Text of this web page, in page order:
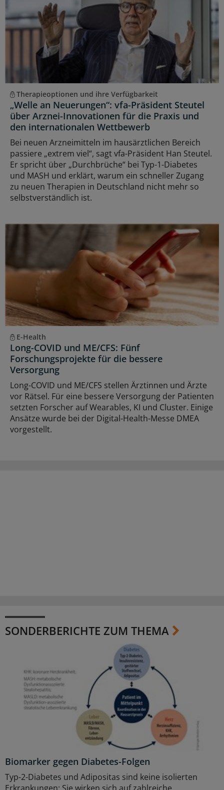
Therapieoptionen und ihre Verfügbarkeit
„Welle an Neuerungen“: vfa-Präsident Steutel
über Arznei-Innovationen für die Praxis und
den internationalen Wettbewerb
Bei neuen Arzneimitteln im hausärztlichen Bereich
passiere „extrem viel“, sagt vfa-Präsident Han Steutel.
Er spricht über „Durchbrüche“ bei Typ-1-Diabetes
und MASH und erklärt, warum ein schneller Zugang
zu neuen Therapien in Deutschland nicht mehr so
selbstverständlich ist.
E-Health
Long-COVID und ME/CFS: Fünf
Forschungsprojekte für die bessere
Versorgung
Long-COVID und ME/CFS stellen Ärztinnen und Ärzte
vor Rätsel. Für eine bessere Versorgung der Patienten
setzten Forscher auf Wearables, KI und Cluster. Einige
Ansätze wurde bei der Digital-Health-Messe DMEA
vorgestellt.
SONDERBERICHTE ZUM THEMA
Biomarker gegen Diabetes-Folgen
Typ-2-Diabetes und Adipositas sind keine isolierten